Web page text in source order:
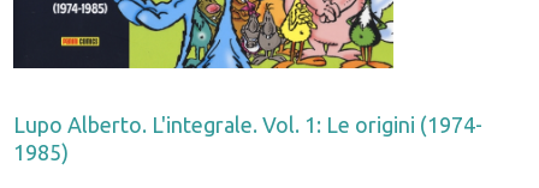
Lupo Alberto. L'integrale. Vol. 1: Le origini (1974-
1985)